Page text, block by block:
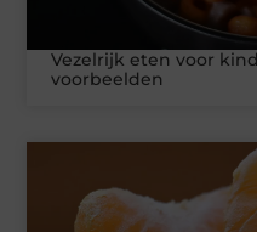
Vezelrijk eten voor
voorbeelden